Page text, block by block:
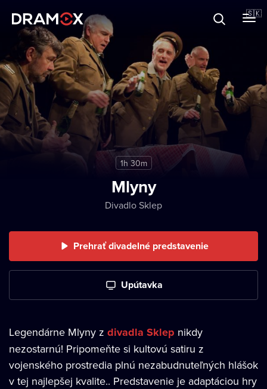
🇸🇰
Darčekové poukazy
Zaregistrujte sa
1h 30m
Mlyny
Divadlo Sklep
Prehrať divadelné predstavenie
Upútavka
Legendárne Mlyny z divadla Sklep nikdy
nezostarnú! Pripomeňte si kultovú satiru z
vojenského prostredia plnú nezabudnuteľných hlášok
v tej najlepšej kvalite.. Predstavenie je adaptáciou hry